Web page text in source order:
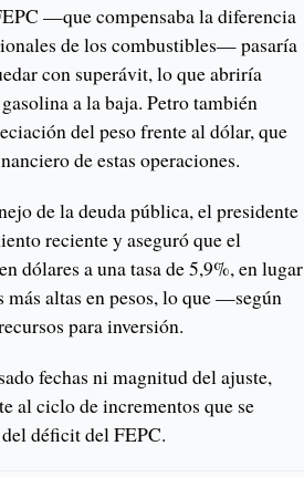
—que compensaba la diferencia
de los combustibles— pasaría
con superávit, lo que abriría
a la baja. Petro también
del peso frente al dólar, que
de estas operaciones.
de la deuda pública, el presidente
reciente y aseguró que el
dólares a una tasa de 5,9%, en lugar
más altas en pesos, lo que —según
para inversión.
fechas ni magnitud del ajuste,
al ciclo de incrementos que se
déficit del FEPC.